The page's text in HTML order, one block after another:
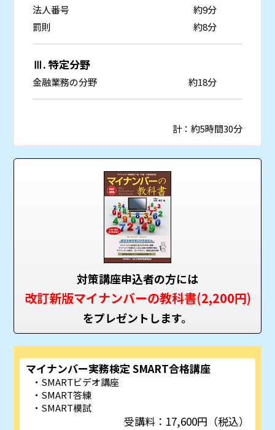
法人番号
約9分
罰則
約8分
Ⅲ. 特定分野
金融業務の分野 約18分
計：約5時間30分
対策講座申込者の方には
改訂新版マイナンバーの教科書(2,200円)
をプレゼントします。
マイナンバー実務検定 SMART合格講座
SMARTビデオ講座
SMART答練
SMART模試
受講料：17,600円（税込）